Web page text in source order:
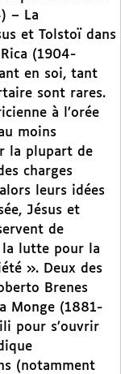
– La
et Tolstoï dans
(1904-
en soi, tant
sont rares.
à l’orée
moins
la plupart de
charges
leurs idées
Jésus et
de
la lutte pour la
». Deux des
Brenes
Monge (1881-
pour s’ouvrir
(notamment